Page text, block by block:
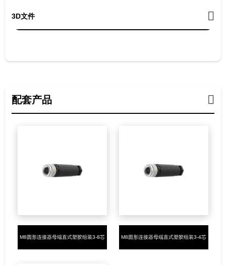
3D文件
配套产品
M8圆形连接器母端直式塑胶组装3-8芯 M8圆形连接器母端直式塑胶组装3-4芯